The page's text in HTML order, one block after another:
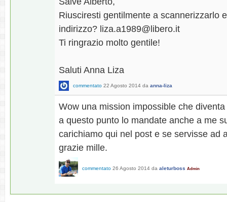
Riusciresti gentilmente a scannerizzarlo
indirizzo? liza.a1989@libero.it
Ti ringrazio molto gentile!
Saluti Anna Liza
commentato 22 Agosto 2014 da anna-liza
Wow una mission impossible che
a questo punto lo mandate anche a me
carichiamo qui nel post e se servisse ad
grazie mille.
commentato 26 Agosto 2014 da aleturboss Admin